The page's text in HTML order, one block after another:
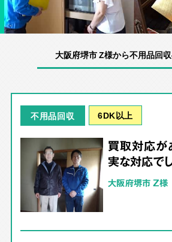
大阪府堺市 Z様から不用品回
不用品回収 6DK以上
買取対応が
実な対応で
大阪府堺市 Z様